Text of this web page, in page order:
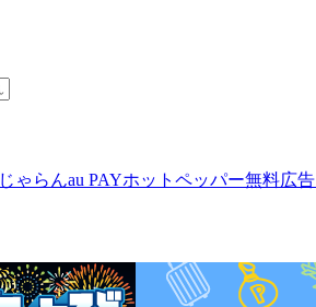
じゃらんau PAYホットペッパー無料広告